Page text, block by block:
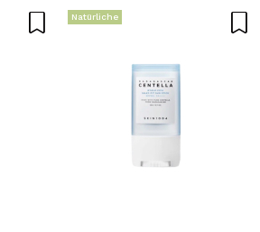
Natürliche